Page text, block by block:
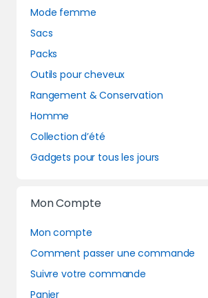
Mode femme
Sacs
Packs
Outils pour cheveux
Rangement & Conservation
Homme
Collection d’été
Gadgets pour tous les jours
Mon Compte
Mon compte
Comment passer une commande
Suivre votre commande
Panier